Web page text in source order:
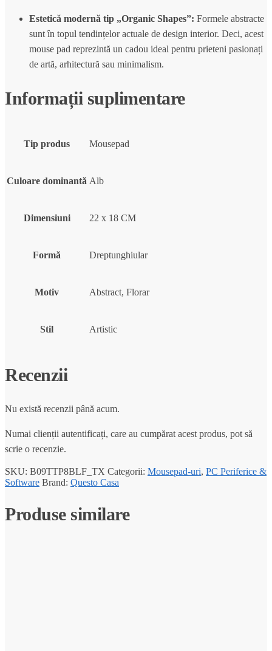
Estetică modernă tip „Organic Shapes”: Formele abstracte
sunt în topul tendințelor actuale de design interior. Deci, acest
mouse pad reprezintă un cadou ideal pentru prieteni pasionați
de artă, arhitectură sau minimalism.
Informații suplimentare
Tip produs Mousepad
Culoare dominantă Alb
Dimensiuni 22 x 18 CM
Formă Dreptunghiular
Motiv Abstract, Florar
Stil Artistic
Recenzii
Nu există recenzii până acum.
Numai clienții autentificați, care au cumpărat acest produs, pot să
scrie o recenzie.
SKU: B09TTP8BLF_TX Categorii: Mousepad-uri, PC Periferice &
Software Brand: Questo Casa
Produse similare